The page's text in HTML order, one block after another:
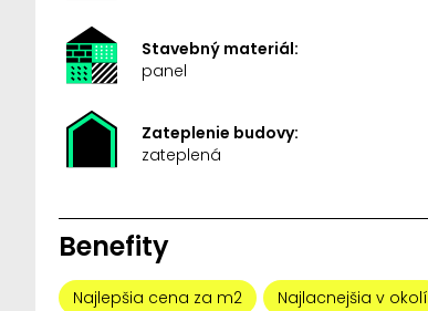
Stavebný materiál:
panel
Zateplenie budovy:
zateplená
Benefity
Najlepšia cena za m2 Najlacnejšia v okolí